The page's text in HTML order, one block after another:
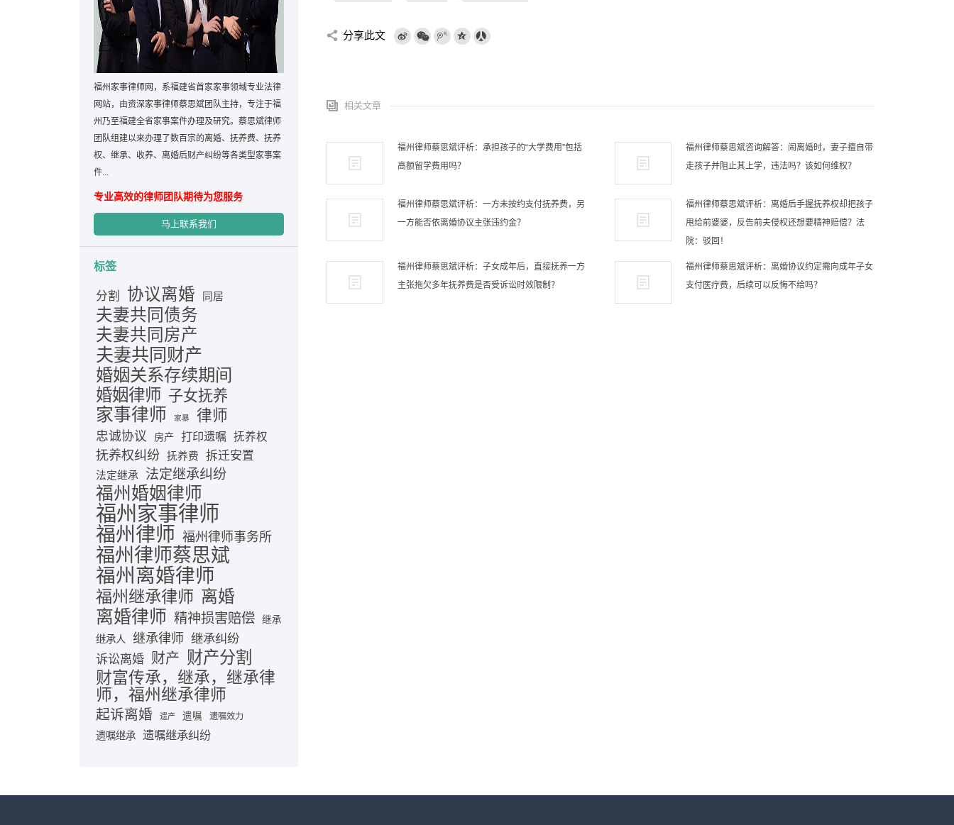
分享此文
相关文章
福州律师蔡思斌评析：承担孩子的“大学费用”包括
高额留学费用吗？
福州律师蔡思斌咨询解答：闹离婚时，妻子擅自带
走孩子并阻止其上学，违法吗？该如何维权？
福州律师蔡思斌评析：一方未按约支付抚养费，另
一方能否依离婚协议主张违约金？
福州律师蔡思斌评析：离婚后手握抚养权却把孩子
甩给前婆婆，反告前夫侵权还想要精神赔偿？法
院：驳回！
福州律师蔡思斌评析：子女成年后，直接抚养一方
主张拖欠多年抚养费是否受诉讼时效限制？
福州律师蔡思斌评析：离婚协议约定需向成年子女
支付医疗费，后续可以反悔不给吗？
福州家事律师网，系福建省首家家事领域专业法律
网站，由资深家事律师蔡思斌团队主持，专注于福
州乃至福建全省家事案件办理及研究。蔡思斌律师
团队组建以来办理了数百宗的离婚、抚养费、抚养
权、继承、收养、离婚后财产纠纷等各类型家事案
件...
专业高效的律师团队期待为您服务
马上联系我们
标签
分割 协议离婚 同居
夫妻共同债务
夫妻共同房产
夫妻共同财产
婚姻关系存续期间
婚姻律师 子女抚养
家事律师 家暴 律师
忠诚协议 房产 打印遗嘱 抚养权
抚养权纠纷 抚养费 拆迁安置
法定继承 法定继承纠纷
福州婚姻律师
福州家事律师
福州律师 福州律师事务所
福州律师蔡思斌
福州离婚律师
福州继承律师 离婚
离婚律师 精神损害赔偿 继承
继承人 继承律师 继承纠纷
诉讼离婚 财产 财产分割
财富传承，继承，继承律
师，福州继承律师
起诉离婚 遗产 遗嘱 遗嘱效力
遗嘱继承 遗嘱继承纠纷